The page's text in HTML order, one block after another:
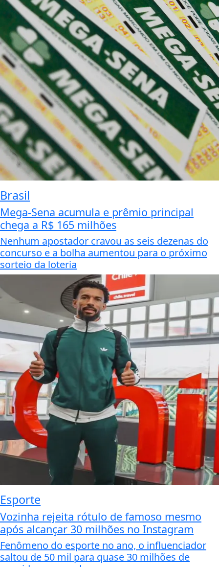
Brasil
Mega-Sena acumula e prêmio principal
chega a R$ 165 milhões
Nenhum apostador cravou as seis dezenas do
concurso e a bolha aumentou para o próximo
sorteio da loteria
Esporte
Vozinha rejeita rótulo de famoso mesmo
após alcançar 30 milhões no Instagram
Fenômeno do esporte no ano, o influenciador
saltou de 50 mil para quase 30 milhões de